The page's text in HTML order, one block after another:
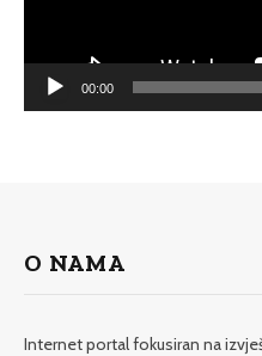
00:00
O NAMA
Internet portal fokusiran na